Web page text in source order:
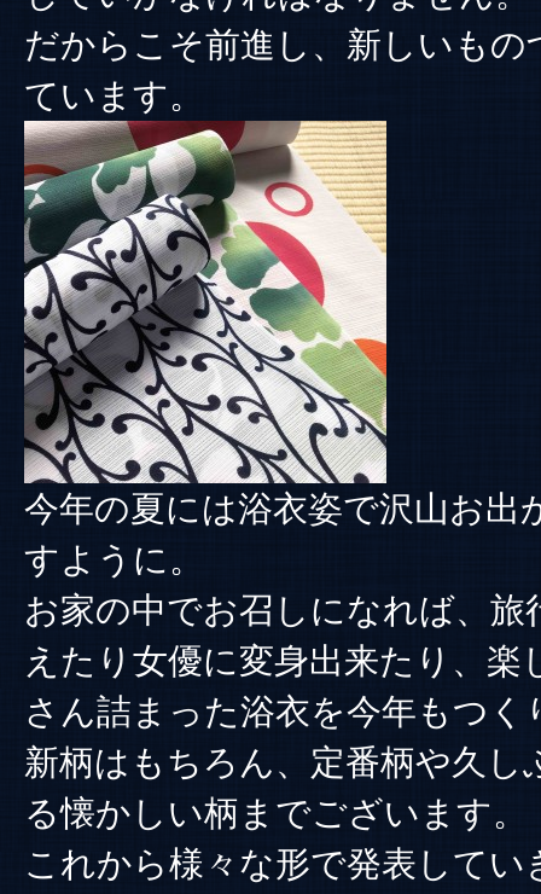
だからこそ前進し、新しいもの
ています。
今年の夏には浴衣姿で沢山お出
すように。
お家の中でお召しになれば、旅
えたり女優に変身出来たり、楽
さん詰まった浴衣を今年もつく
新柄はもちろん、定番柄や久し
る懐かしい柄までございます。
これから様々な形で発表してい